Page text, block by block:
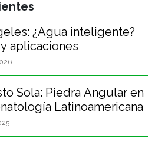
¿Agua inteligente?
aplicaciones
Sola: Piedra Angular en
Latinoamericana